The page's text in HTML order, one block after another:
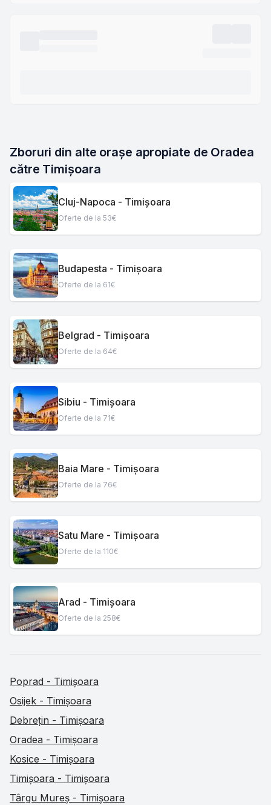
Zboruri din alte orașe apropiate de Oradea
către Timișoara
Cluj-Napoca - Timișoara
Oferte de la 53€
Budapesta - Timișoara
Oferte de la 61€
Belgrad - Timișoara
Oferte de la 64€
Sibiu - Timișoara
Oferte de la 71€
Baia Mare - Timișoara
Oferte de la 76€
Satu Mare - Timișoara
Oferte de la 110€
Arad - Timișoara
Oferte de la 258€
Poprad - Timișoara
Osijek - Timișoara
Debrețin - Timișoara
Oradea - Timișoara
Kosice - Timișoara
Timișoara - Timișoara
Târgu Mureș - Timișoara